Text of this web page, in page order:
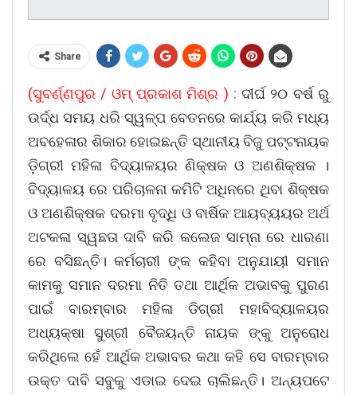
Share
(ସୁବର୍ଣ୍ଣପୁର / ଓମ୍ ପ୍ରକାଶ ମିଶ୍ର ) : ଦୀର୍ଘ ୨୦ ବର୍ଷ ରୁ
ଉର୍ଦ୍ଧ ସମୟ ଧରି ସ୍ୱଳ୍ପ ବେତନରେ କାର୍ଯ୍ୟ କରି ମଧ୍ୟ
ଅବହେଳାର ଶିକାର ହୋଇଛନ୍ତି ସ୍ଥାନୀୟ ବିଜୁ ପଟ୍ଟନାୟକ
ଡ଼ିଗ୍ରୀ ମହିଳା ବିଦ୍ୟାଳୟର ଣିକ୍ଷକ ଓ ଅଣଶିକ୍ଷକ ।
ବିଦ୍ୟାଳୟ ରେ ପରିଚାଳନା କମିଟି ଅଧିନରେ ଥିବା ଶିକ୍ଷକ
ଓ ଅଣଶିକ୍ଷକ ଦରମା ବୃଦ୍ଧି ଓ ବାର୍ଷିକ ଆୟବ୍ୟୟର ଅର୍ଥ
ଅଟକଳା ସ୍ୱଛତା ଦାବି କରି କଲେଜ ସାମ୍ନା ରେ ଧାରଣା
ରେ ବସିଛନ୍ତି। କର୍ମଚାରୀ ଙ୍କ କହିବା ଅନୁଯାୟୀ ସମାନ
କାମକୁ ସମାନ ଦରମା ନିତି ତଥା ଆର୍ଥିକ ଅଭାବକୁ ପୁରଣ
ପାଇଁ ବାରମ୍ବାର ମହିଳା ଡିଗ୍ରୀ ମହାବିଦ୍ୟାଳୟର
ଅଧ୍ୟକ୍ଷା ସୁଶ୍ରୀ ବୈଜୟନ୍ତି ନାୟକ ଙ୍କୁ ଅନୁରୋଧ
କରିଥିଲେ ହେଁ ଆର୍ଥିକ ଅଭାବର କଥା କହି ସେ ବାରମ୍ବାର
ଉକ୍ତ ଦାବି ସବୁକୁ ଏଡାଇ ଦେଇ ଚାଲିଛନ୍ତି। ଅନ୍ୟପଟେ